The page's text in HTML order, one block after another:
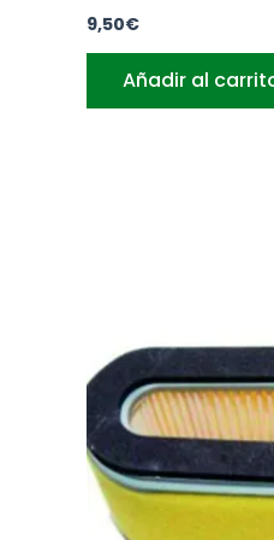
9,50€
Añadir al